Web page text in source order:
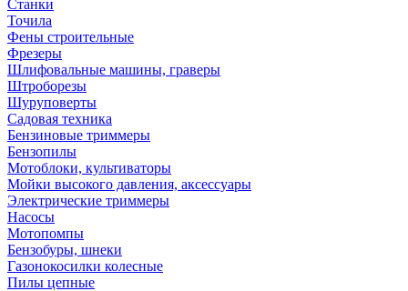
Станки
Точила
Фены строительные
Фрезеры
Шлифовальные машины, граверы
Штроборезы
Шуруповерты
Садовая техника
Бензиновые триммеры
Бензопилы
Мотоблоки, культиваторы
Мойки высокого давления, аксессуары
Электрические триммеры
Насосы
Мотопомпы
Бензобуры, шнеки
Газонокосилки колесные
Пилы цепные